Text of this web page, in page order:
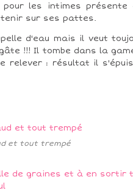
pour les intimes présente
tenir sur ses pattes.
d'eau mais il veut
!!! Il tombe dans la
relever : résultat il
et tout trempé